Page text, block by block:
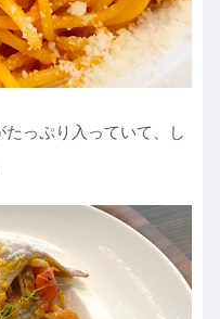
たっぷり入っていて、し